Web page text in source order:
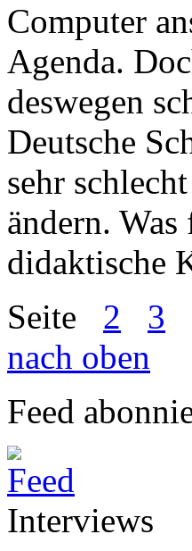
Computer
Agenda.
deswegen
Deutsche
sehr
ändern.
didaktische
Seite 2 3
nach oben
Feed
Interviews